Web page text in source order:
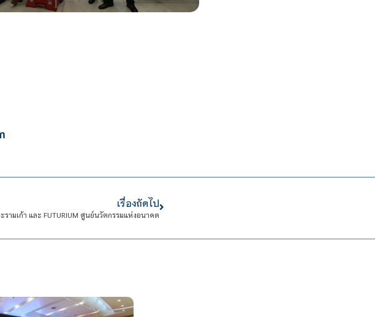
เรื่องถัดไป
มเก้า และ FUTURIUM ศูนย์นวัตกรรมแห่งอนาคต